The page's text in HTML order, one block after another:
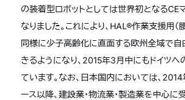
の装着型ロボットとしては世界初となるCE
なりました。これにより、HAL®作業支援用（
同様に少子高齢化に直面する欧州全域で自
きるようになり、2015年3月中にもドイツ
ています。なお、日本国内においては、
ース以降、建設業・物流業・製造業を中心に